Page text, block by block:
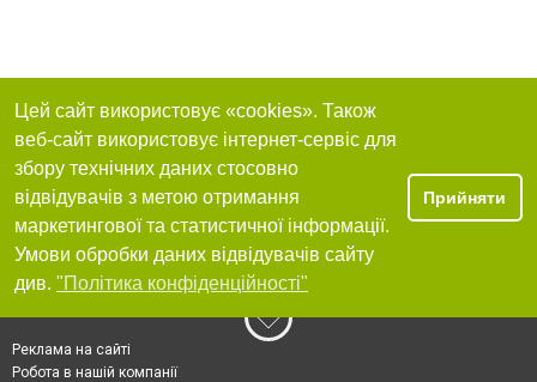
Цей сайт використовує «cookies». Також
веб-сайт використовує інтернет-сервіс для
збору технічних даних стосовно
відвідувачів з метою отримання
маркетингової та статистичної інформації.
Умови обробки даних відвідувачів сайту
див. "Політика конфіденційності"
Прийняти
Реклама на сайті
Робота в нашій компанії